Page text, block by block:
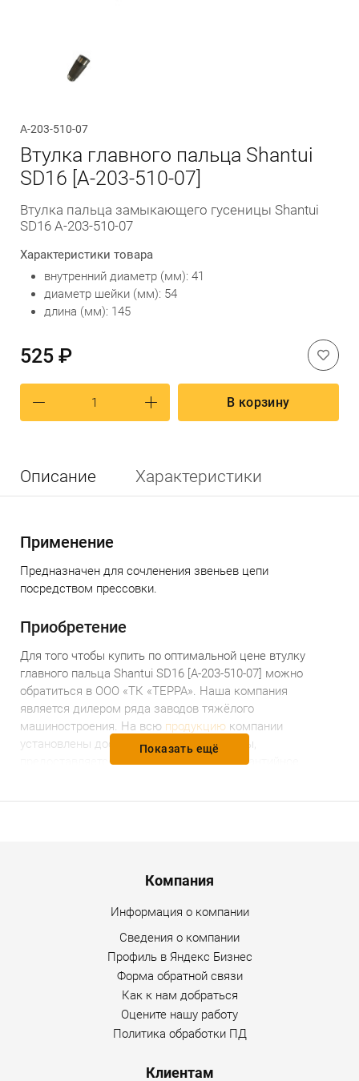
A-203-510-07
Втулка главного пальца Shantui
SD16 [A-203-510-07]
Втулка пальца замыкающего гусеницы Shantui
SD16 A-203-510-07
Характеристики товара
внутренний диаметр (мм): 41
диаметр шейки (мм): 54
длина (мм): 145
525 ₽
В корзину
Описание Характеристики
Применение
Предназначен для сочленения звеньев цепи
посредством прессовки.
Приобретение
Для того чтобы купить по оптимальной цене втулку
главного пальца Shantui SD16 [A-203-510-07] можно
обратиться в ООО «ТК «ТЕРРА». Наша компания
является дилером ряда заводов тяжёлого
машиностроения. На всю продукцию компании
установлены доступные и разумные цены,
предоставляется гарантийное и послегарантийное
Показать ещё
Компания
Информация о компании
Сведения о компании
Профиль в Яндекс Бизнес
Форма обратной связи
Как к нам добраться
Оцените нашу работу
Политика обработки ПД
Клиентам